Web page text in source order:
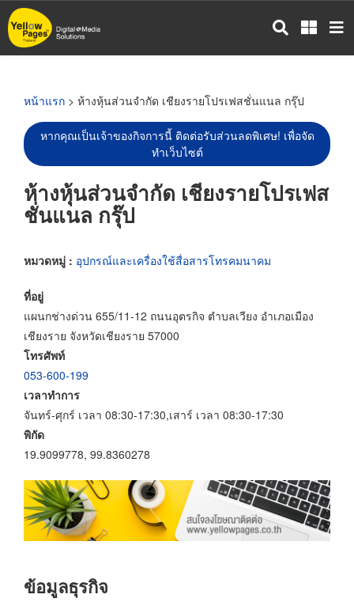
ข้าม
ไป
หน้าแรก > ห้างหุ้นส่วนจำกัด เชียงรายโปรเฟสชั่นแนล กรุ๊ป
หากคุณเป็นเจ้าของกิจการนี้ ติดต่อรับส่วนลดพิเศษ! เพื่อจัด
ทำเว็บไซต์
ห้างหุ้นส่วนจำกัด เชียงรายโปรเฟส
ชั่นแนล กรุ๊ป
หมวดหมู่ : อุปกรณ์และเครื่องใช้สื่อสารโทรคมนาคม
ที่อยู่
แผนกช่างด่วน 655/11-12 ถนนอุตรกิจ ตำบลเวียง อำเภอเมือง
เชียงราย จังหวัดเชียงราย 57000
โทรศัพท์
053-600-199
เวลาทำการ
จันทร์-ศุกร์ เวลา 08:30-17:30,เสาร์ เวลา 08:30-17:30
พิกัด
19.9099778, 99.8360278
ข้อมูลธุรกิจ